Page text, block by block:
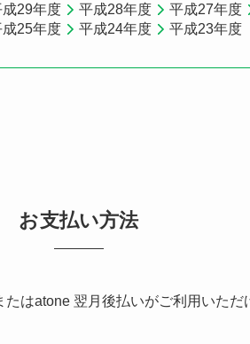
成29年度
平成28年度 平成27年度
成25年度
平成24年度 平成23年度
お支払い方法
はatone 翌月後払いがご利用いただ